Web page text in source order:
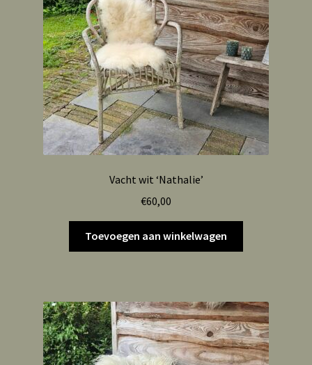
Vacht wit ‘Nathalie’
€60,00
Toevoegen aan winkelwagen